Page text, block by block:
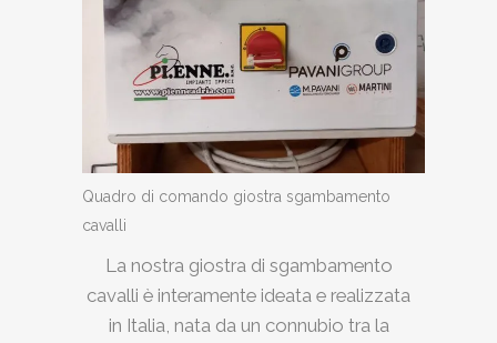
Quadro di comando giostra sgambamento
cavalli
La nostra giostra di sgambamento
cavalli è interamente ideata e realizzata
in Italia, nata da un connubio tra la